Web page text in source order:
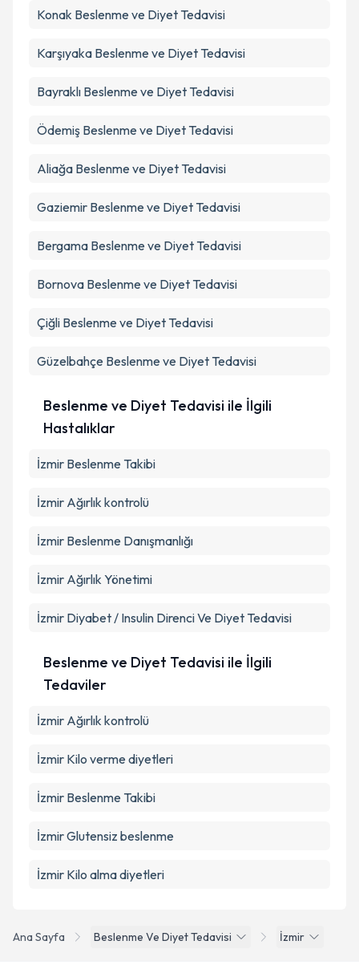
Metni'ni okudum ve kişisel verilerimin belirtilen
Ana Sayfa Beslenme Ve Diyet Tedavisi İzmir
Konak Beslenme ve Diyet Tedavisi
Karşıyaka Beslenme ve Diyet Tedavisi
Bayraklı Beslenme ve Diyet Tedavisi
Ödemiş Beslenme ve Diyet Tedavisi
Aliağa Beslenme ve Diyet Tedavisi
Gaziemir Beslenme ve Diyet Tedavisi
Bergama Beslenme ve Diyet Tedavisi
Bornova Beslenme ve Diyet Tedavisi
Çiğli Beslenme ve Diyet Tedavisi
Güzelbahçe Beslenme ve Diyet Tedavisi
Beslenme ve Diyet Tedavisi ile İlgili
Hastalıklar
İzmir Beslenme Takibi
İzmir Ağırlık kontrolü
İzmir Beslenme Danışmanlığı
İzmir Ağırlık Yönetimi
İzmir Diyabet / Insulin Direnci Ve Diyet Tedavisi
Beslenme ve Diyet Tedavisi ile İlgili
Tedaviler
İzmir Ağırlık kontrolü
İzmir Kilo verme diyetleri
İzmir Beslenme Takibi
İzmir Glutensiz beslenme
İzmir Kilo alma diyetleri